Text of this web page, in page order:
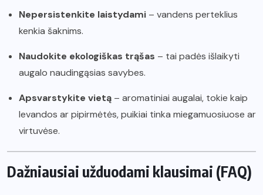
Nepersistenkite laistydami – vandens perteklius
kenkia šaknims.
Naudokite ekologiškas trąšas – tai padės išlaikyti
augalo naudingąsias savybes.
Apsvarstykite vietą – aromatiniai augalai, tokie kaip
levandos ar pipirmėtės, puikiai tinka miegamuosiuose ar
virtuvėse.
Dažniausiai užduodami klausimai (FAQ)